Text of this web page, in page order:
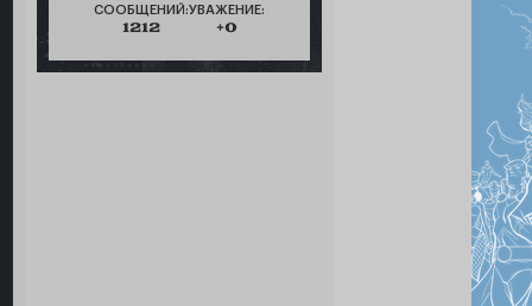
СООБЩЕНИЙ:
1212
УВАЖЕНИЕ:
+0